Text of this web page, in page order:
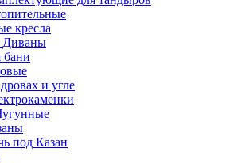
кресла
Диваны
бани
и угле
под Казан